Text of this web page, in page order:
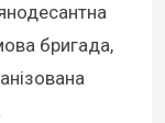
бригада,